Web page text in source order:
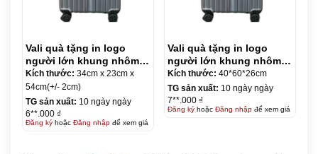
Vali quà tặng in logo
người lớn khung nhôm
size 20 KQ-VL08
Kích thước: 34cm x 23cm x
54cm(+/- 2cm)
TG sản xuất: 10 ngày ngày
6**.000 ₫
Đăng kýhoặc Đăng nhậpđể xem giá
Vali quà tặng in logo
người lớn khung nhôm
size 24 KQ-VL09
Kích thước: 40*60*26cm
TG sản xuất: 10 ngày ngày
7**.000 ₫
Đăng kýhoặc Đăng nhậpđể xem giá